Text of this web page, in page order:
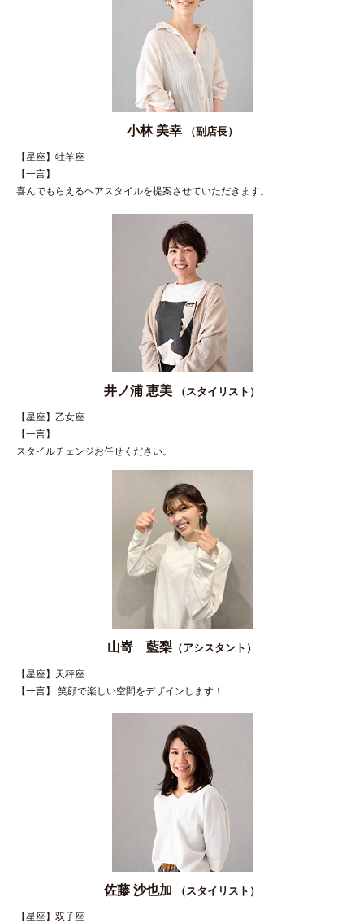
小林 美幸 （副店長）
【星座】牡羊座
【一言】
喜んでもらえるヘアスタイルを提案させていただきます。
井ノ浦 恵美 （スタイリスト）
【星座】乙女座
【一言】
スタイルチェンジお任せください。
山嵜 藍梨 （アシスタント）
【星座】天秤座
【一言】 笑顔で楽しい空間をデザインします！
佐藤 沙也加 （スタイリスト）
【星座】双子座